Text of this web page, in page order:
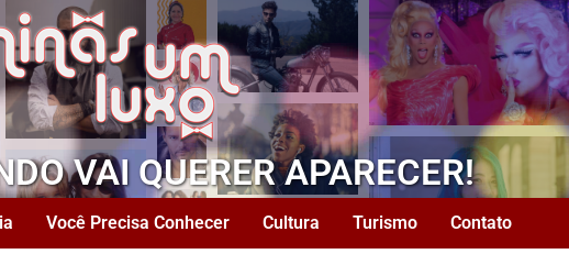
VAI QUERER APARECER!
Você Precisa Conhecer Cultura Turismo Contato